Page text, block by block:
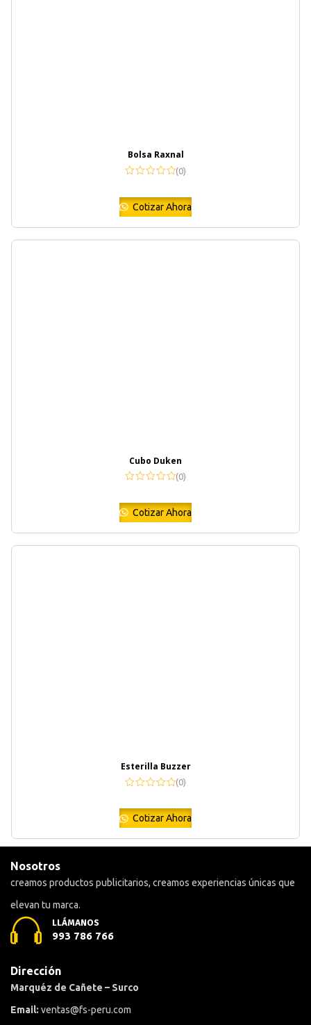
Bolsa Raxnal
(0)
Cotizar Ahora
Cubo Duken
(0)
Cotizar Ahora
Esterilla Buzzer
(0)
Cotizar Ahora
Nosotros
creamos productos publicitarios, creamos experiencias únicas que
elevan tu marca.
LLÁMANOS
993 786 766
Dirección
Marquéz de Cañete – Surco
Email: ventas@fs-peru.com